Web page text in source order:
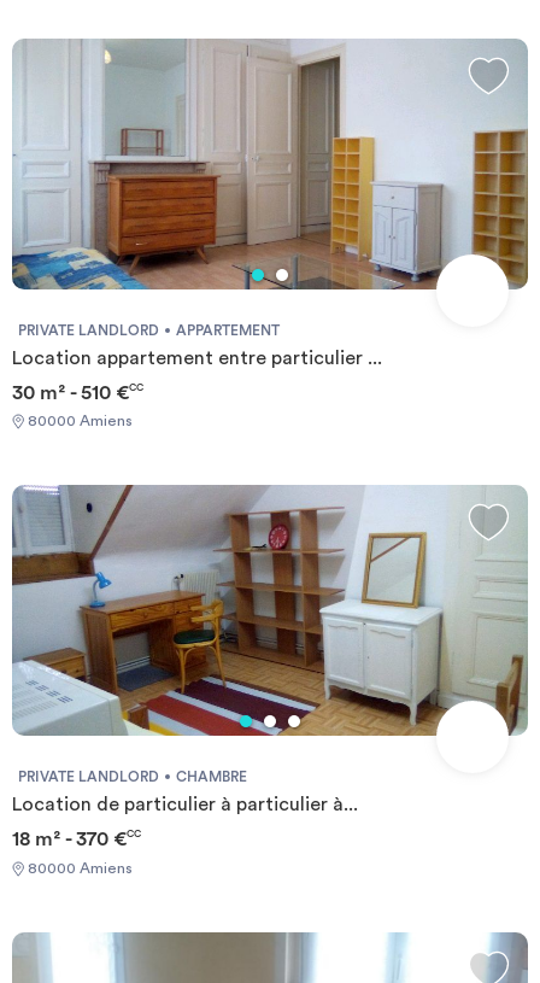
PRIVATE LANDLORD APPARTEMENT
Location appartement entre particulier ...
30 m² - 510 €CC
80000 Amiens
PRIVATE LANDLORD CHAMBRE
Location de particulier à particulier à...
18 m² - 370 €CC
80000 Amiens